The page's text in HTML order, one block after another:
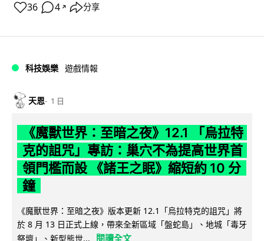
36 4 ↗ 分享
科技娛樂 遊戲情報
天恩 1 日
《魔獸世界：至暗之夜》12.1 「烏拉特
克的詛咒」專訪：巢穴不為提高世界首
領門檻而設 《諸王之眠》縮短約 10 分
鐘
《魔獸世界：至暗之夜》版本更新 12.1「烏拉特克的詛咒」將
於 8 月 13 日正式上線，帶來全新區域「盤蛇島」、地城「毒牙
祭壇」、新型態世...
閱讀全文